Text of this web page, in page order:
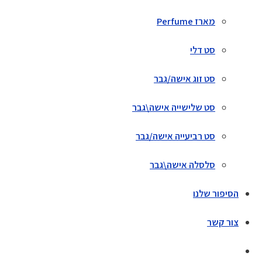
מארז Perfume
סט דלי
סט זוג אישה/גבר
סט שלישייה אישה\גבר
סט רביעייה אישה/גבר
סלסלה אישה\גבר
הסיפור שלנו
צור קשר